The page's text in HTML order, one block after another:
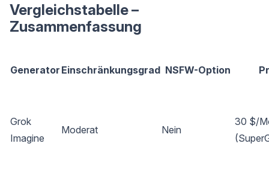
Vergleichstabelle –
Zusammenfassung
Generator Einschränkungsgrad NSFW-Option
Grok
Imagine
Moderat Nein
30 $/